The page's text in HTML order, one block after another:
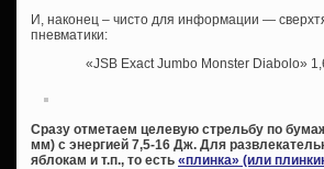
И, наконец – чисто для информации —
пневматики:
«JSB Exact Jumbo Monster Diabolo»
Сразу отметаем целевую стрельбу по
мм) с энергией 7,5-16 Дж. Для
яблокам и т.п., то есть «плинка» (или